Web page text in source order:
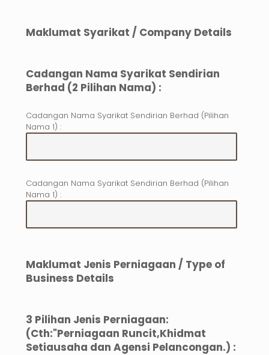
Maklumat Syarikat / Company Details
Cadangan Nama Syarikat Sendirian
Berhad (2 Pilihan Nama) :
Cadangan Nama Syarikat Sendirian Berhad (Pilihan
Nama 1) :
Cadangan Nama Syarikat Sendirian Berhad (Pilihan
Nama 1) :
Maklumat Jenis Perniagaan / Type of
Business Details
3 Pilihan Jenis Perniagaan:
(Cth:"Perniagaan Runcit,Khidmat
Setiausaha dan Agensi Pelancongan.) :